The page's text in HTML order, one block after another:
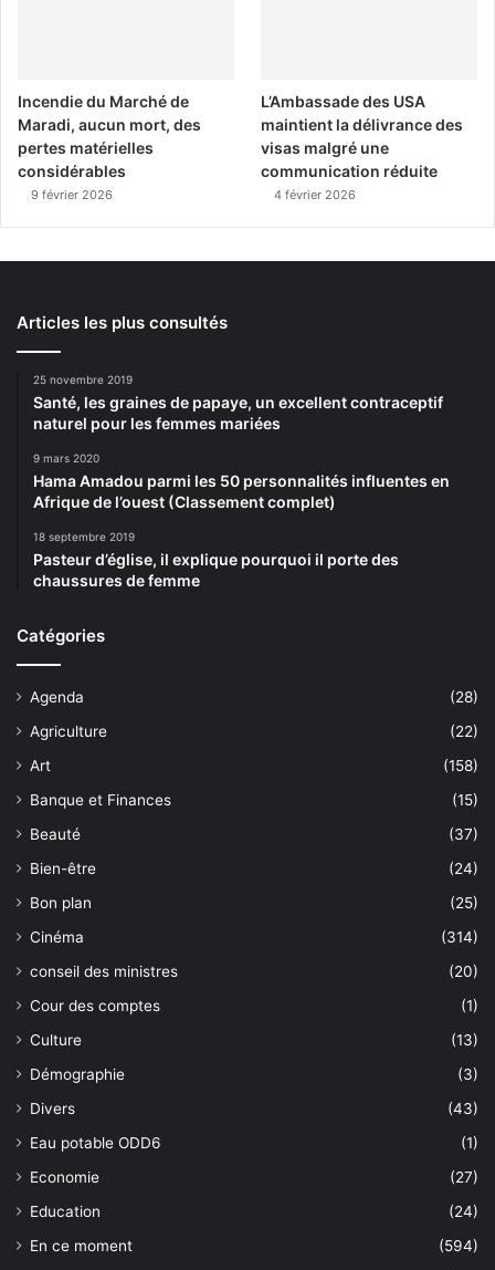
Incendie du Marché de
Maradi, aucun mort, des
pertes matérielles
considérables
9 février 2026
L’Ambassade des USA
maintient la délivrance des
visas malgré une
communication réduite
4 février 2026
Articles les plus consultés
25 novembre 2019
Santé, les graines de papaye, un excellent contraceptif
naturel pour les femmes mariées
9 mars 2020
Hama Amadou parmi les 50 personnalités influentes en
Afrique de l’ouest (Classement complet)
18 septembre 2019
Pasteur d’église, il explique pourquoi il porte des
chaussures de femme
Catégories
Agenda
(28)
Agriculture
(22)
Art
(158)
Banque et Finances
(15)
Beauté
(37)
Bien-être
(24)
Bon plan
(25)
Cinéma
(314)
conseil des ministres
(20)
Cour des comptes
(1)
Culture
(13)
Démographie
(3)
Divers
(43)
Eau potable ODD6
(1)
Economie
(27)
Education
(24)
En ce moment
(594)